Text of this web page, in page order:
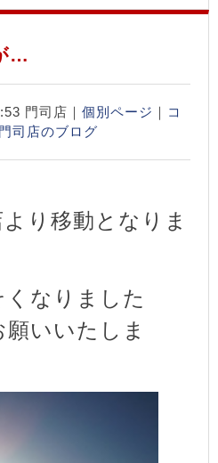
…
門司店｜ 個別ページ ｜ コ
門司店のブログ
り移動となりま
くなりました
いいたしま